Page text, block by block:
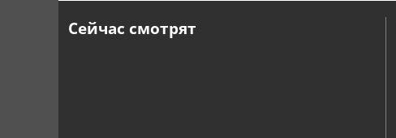
Сейчас смотрят